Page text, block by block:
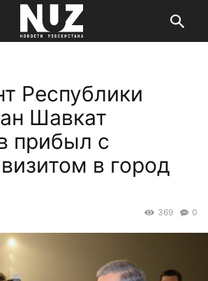
Республики
Шавкат
прибыл с
в город
0
369